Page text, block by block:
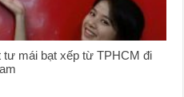
mái bạt xếp từ TPHCM đi